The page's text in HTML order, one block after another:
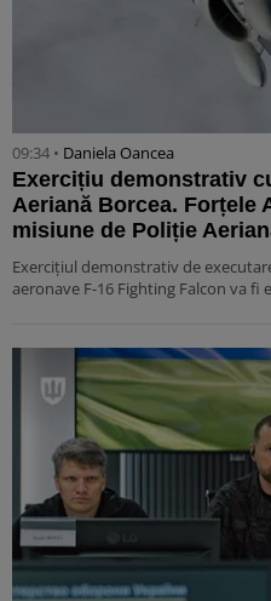
09:34 • Daniela Oancea
Exercițiu demonstrativ
Aeriană Borcea. Forțele
misiune de Poliție
Exercițiul demonstrativ de
aeronave F-16 Fighting Falcon va fi